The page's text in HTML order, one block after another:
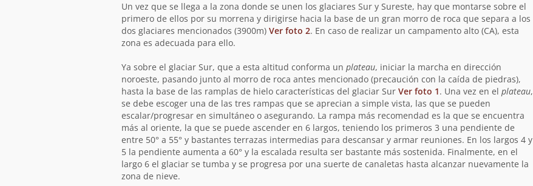
Un vez que se llega a la zona donde se unen los glaciares Sur y Sureste, hay que montarse sobre el
primero de ellos por su morrena y dirigirse hacia la base de un gran morro de roca que separa a los
dos glaciares mencionados (3900m) Ver foto 2. En caso de realizar un campamento alto (CA), esta
zona es adecuada para ello.
Ya sobre el glaciar Sur, que a esta altitud conforma un plateau, iniciar la marcha en dirección
noroeste, pasando junto al morro de roca antes mencionado (precaución con la caída de piedras),
hasta la base de las ramplas de hielo características del glaciar Sur Ver foto 1. Una vez en el plateau,
se debe escoger una de las tres rampas que se aprecian a simple vista, las que se pueden
escalar/progresar en simultáneo o asegurando. La rampa más recomendad es la que se encuentra
más al oriente, la que se puede ascender en 6 largos, teniendo los primeros 3 una pendiente de
entre 50° a 55° y bastantes terrazas intermedias para descansar y armar reuniones. En los largos 4 y
5 la pendiente aumenta a 60° y la escalada resulta ser bastante más sostenida. Finalmente, en el
largo 6 el glaciar se tumba y se progresa por una suerte de canaletas hasta alcanzar nuevamente la
zona de nieve.